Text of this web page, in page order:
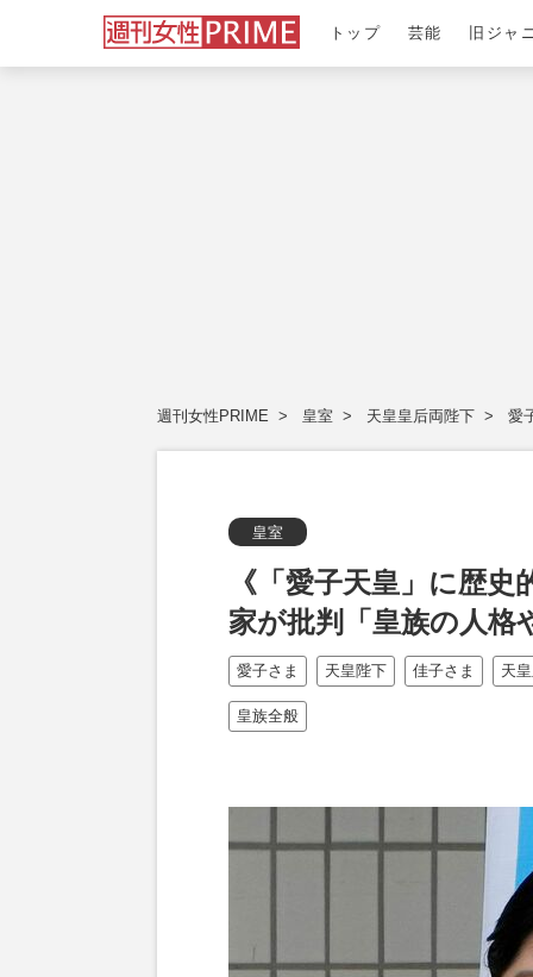
トップ 芸能 旧ジャ
週刊女性PRIME 皇室 天皇皇后両陛下 愛
皇室
《「愛子天皇」に歴
家が批判「皇族の人格
愛子さま 天皇陛下 佳子さま 天
皇族全般